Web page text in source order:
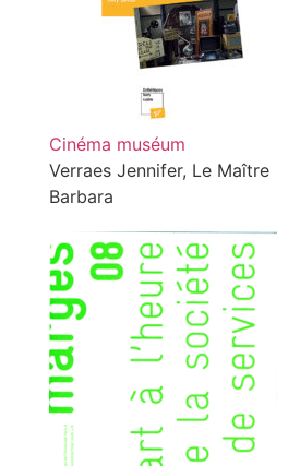
Cinéma muséum
Verraes Jennifer, Le Maître
Barbara